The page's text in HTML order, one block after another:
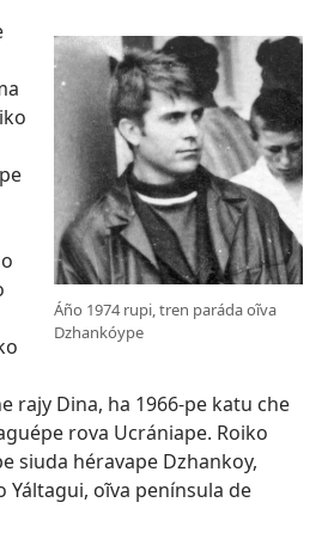
Áño 1974 rupi, tren paráda oĩva
Dzhankóype
rajy Dina, ha 1966-pe katu che
rova Ucrániape. Roiko
siuda héravape Dzhankoy,
Yáltagui, oĩva península de